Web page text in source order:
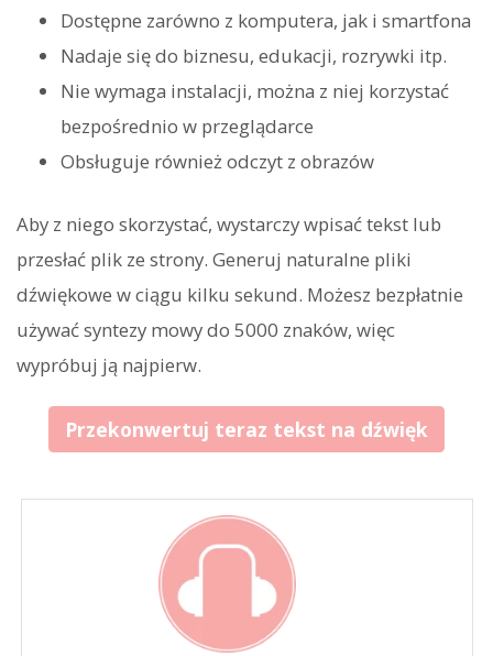
Dostępne zarówno z komputera, jak i smartfona
Nadaje się do biznesu, edukacji, rozrywki itp.
Nie wymaga instalacji, można z niej korzystać
bezpośrednio w przeglądarce
Obsługuje również odczyt z obrazów
Aby z niego skorzystać, wystarczy wpisać tekst lub
przesłać plik ze strony. Generuj naturalne pliki
dźwiękowe w ciągu kilku sekund. Możesz bezpłatnie
używać syntezy mowy do 5000 znaków, więc
wypróbuj ją najpierw.
Przekonwertuj teraz tekst na dźwięk